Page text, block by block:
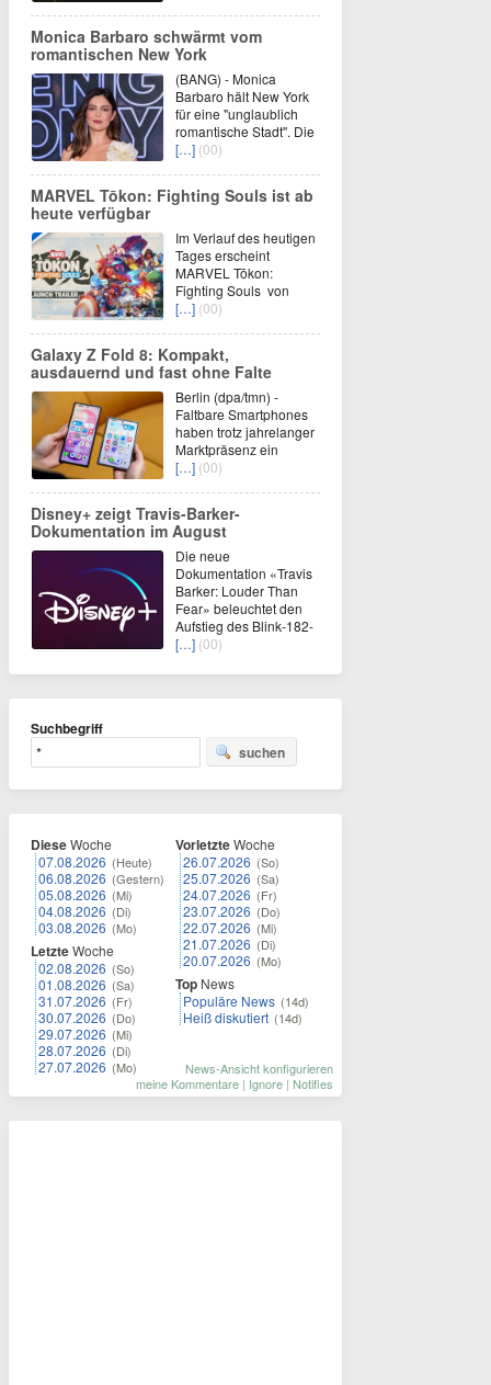
Monica Barbaro schwärmt vom
romantischen New York
(BANG) - Monica
Barbaro hält New York
für eine "unglaublich
romantische Stadt". Die
[…] (00)
MARVEL Tōkon: Fighting Souls ist ab
heute verfügbar
Im Verlauf des heutigen
Tages erscheint
MARVEL Tōkon:
Fighting Souls von
[…] (00)
Galaxy Z Fold 8: Kompakt,
ausdauernd und fast ohne Falte
Berlin (dpa/tmn) -
Faltbare Smartphones
haben trotz jahrelanger
Marktpräsenz ein
[…] (00)
Disney+ zeigt Travis-Barker-
Dokumentation im August
Die neue
Dokumentation «Travis
Barker: Louder Than
Fear» beleuchtet den
Aufstieg des Blink-182-
[…] (00)
Suchbegriff
suchen
DieseWoche
07.08.2026 (Heute)
06.08.2026 (Gestern)
05.08.2026 (Mi)
04.08.2026 (Di)
03.08.2026 (Mo)
LetzteWoche
02.08.2026 (So)
01.08.2026 (Sa)
31.07.2026 (Fr)
30.07.2026 (Do)
29.07.2026 (Mi)
28.07.2026 (Di)
27.07.2026 (Mo)
VorletzteWoche
26.07.2026 (So)
25.07.2026 (Sa)
24.07.2026 (Fr)
23.07.2026 (Do)
22.07.2026 (Mi)
21.07.2026 (Di)
20.07.2026 (Mo)
Top News
Populäre News (14d)
Heiß diskutiert (14d)
News-Ansicht konfigurieren
meine Kommentare | Ignore | Notifies